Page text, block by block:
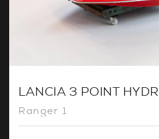
LANCIA 3 POINT
Ranger 1